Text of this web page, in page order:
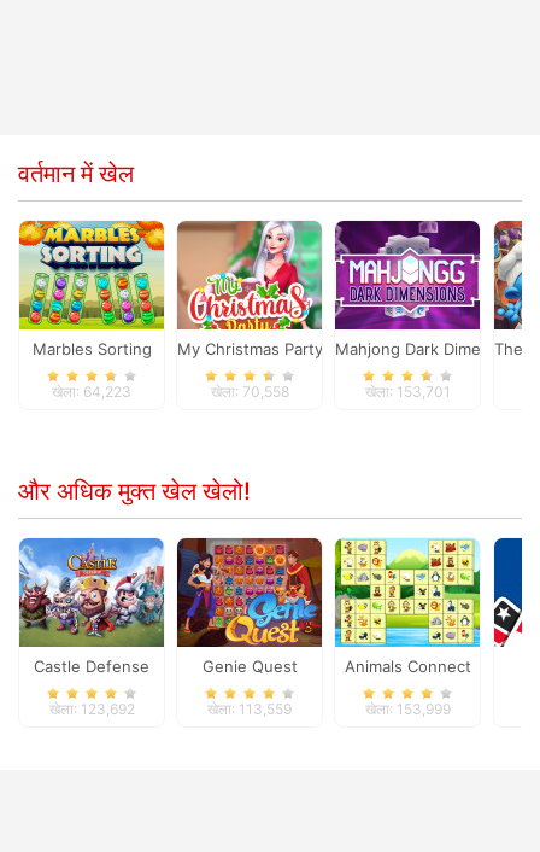
वर्तमान में खेल
Marbles Sorting
खेला: 64,223
My Christmas Party Prep
खेला: 70,558
Mahjong Dark Dimensions
खेला: 153,701
The
और अधिक मुक्त खेल खेलो!
Castle Defense
खेला: 123,692
Genie Quest
खेला: 113,559
Animals Connect
खेला: 153,999